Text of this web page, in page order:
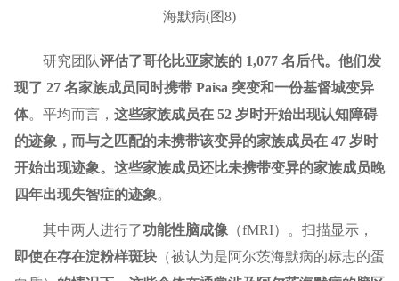
研究团队评估了哥伦比亚家族的 1,077 名后代。他们发
现了 27 名家族成员同时携带 Paisa 突变和一份基督城变异
体。平均而言， 这些家族成员在 52 岁时开始出现认知障碍
的迹象，而与之匹配的未携带该变异的家族成员在 47 岁时
开始出现迹象。这些家族成员还比未携带变异的家族成员晚
四年出现失智症的迹象 。
其中两人进行了功能性脑成像 （fMRI）。扫描显示，
即使在存在淀粉样斑块（被认为是阿尔茨海默病的标志的蛋